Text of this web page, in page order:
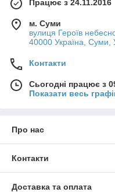
Працює з 24.11.2016
м. Суми
вулиця Героїв
40000 Україна, Суми,
Контакти
Сьогодні працює з
Показати весь
Про нас
Контакти
Доставка та оплата